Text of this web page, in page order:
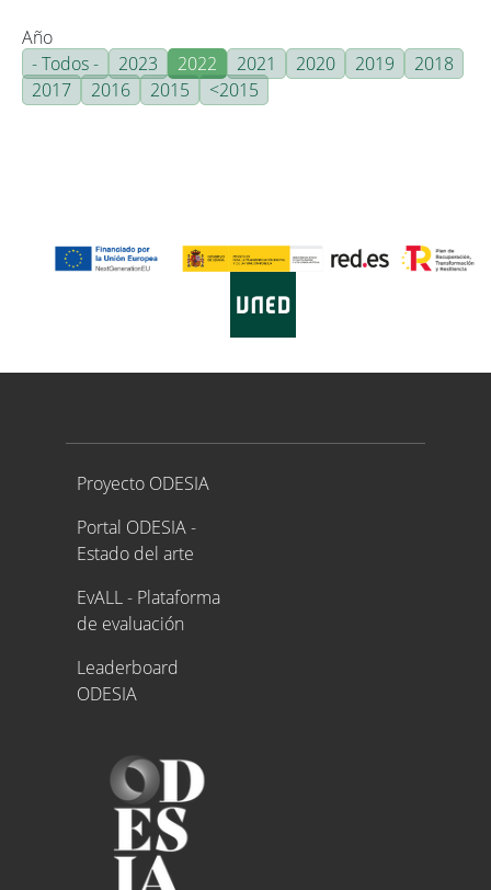
Año
- Todos -
2023 2022 2021 2020 2019
2018
2017
2016 2015 <2015
Proyecto ODESIA
Proyecto ODESIA
Portal ODESIA -
Estado del arte
EvALL - Plataforma
de evaluación
Leaderboard
ODESIA